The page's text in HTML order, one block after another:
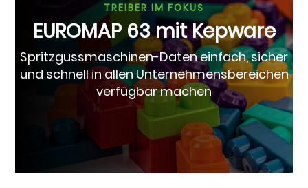
TREIBER IM FOKUS
EUROMAP 63 mit Kepware
Spritzgussmaschinen-Daten einfach, sicher
und schnell in allen Unternehmensbereichen
verfügbar machen